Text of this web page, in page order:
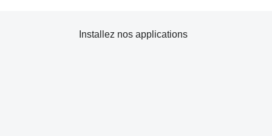
Installez nos applications